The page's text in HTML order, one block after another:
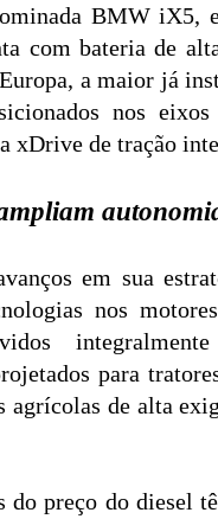
BMW iX5,
com bateria de
a maior já
nos
xDrive de tração
em sua
nos
para
agrícolas de alta
do preço do diesel